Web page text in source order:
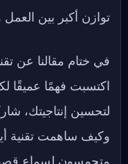
توازن أكبر بين
في ختام مقالنا عن
اكتسبت فهمًا عميقًا
لتحسين إنتاجيتك،
وكيف ساهمت تقنية
متحمسون لسماع